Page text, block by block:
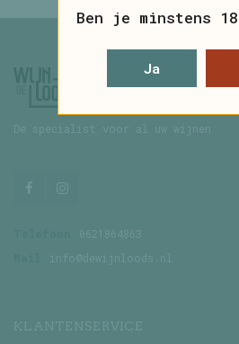
De specialist voor al uw wijnen
0621864863
info@dewijnloods.nl
KLANTENSERVICE
Ben je minstens
Ja